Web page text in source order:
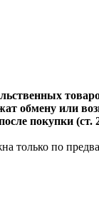
обмену или
покупки
только по